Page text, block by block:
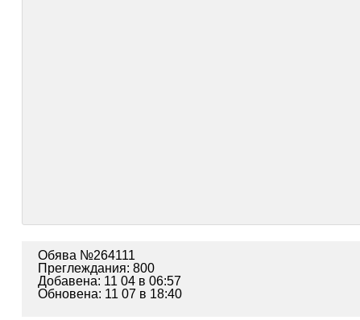
Обява №264111
Преглеждания: 800
Добавена: 11 04 в 06:57
Обновена: 11 07 в 18:40